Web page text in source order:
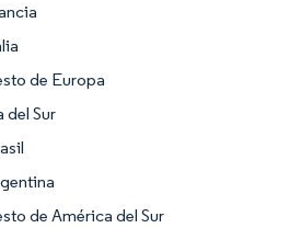
de Europa
del Sur
de América del Sur